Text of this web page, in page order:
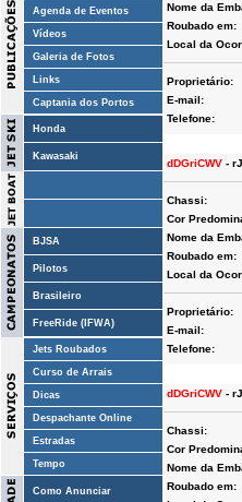
Agenda de Eventos
Vídeos
Galeria de Fotos
Links
Captania dos Portos
Honda
Kawasaki
BJSA
Pilotos
Brasileiro
FreeRide (IFWA)
Jets Roubados
Curso de Arrais
Dicas
Despachante Online
Estradas
Tempo
Como Anunciar
Nome da
Roubado em:
Local da
Proprietário:
E-mail:
Telefone:
dDGriCWV -
Chassi:
Cor
Nome da
Roubado em:
Local da
Proprietário:
E-mail:
Telefone:
dDGriCWV -
Chassi:
Cor
Nome da
Roubado em: